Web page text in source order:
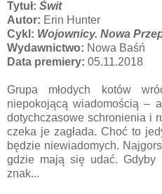
Tytuł: Świt
Autor: Erin Hunter
Cykl: Wojownicy. Nowa
Wydawnictwo: Nowa Baśń
Data premiery: 05.11.2018
Grupa młodych kotów
niepokojącą wiadomością –
dotychczasowe schronienia i
czeka je zagłada. Choć to
będzie niewiadomych.
gdzie mają się udać. Gdyby
znak...